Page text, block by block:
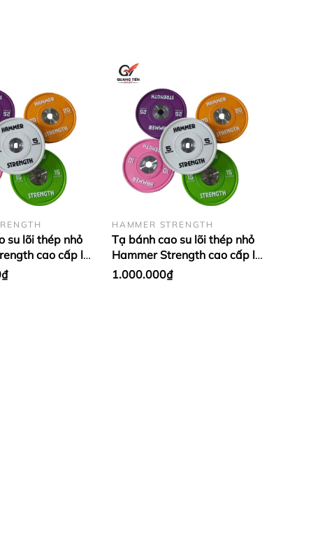
su lõi thép nhỏ
cao cấp lỗ
(Set 5 - 25kg)
HAMMER STRENGTH
Tạ bánh cao su lõi thép nhỏ
Hammer Strength cao cấp lỗ
50 nhập khẩu (giá 1 cặp)
1.000.000₫